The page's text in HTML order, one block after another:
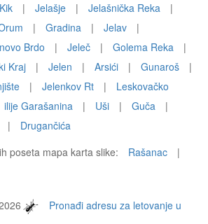
| Jelašje | Jelašnička Reka
|
| Gradina | Jelav
|
Brdo | Jeleč | Golema Reka
|
Kraj | Jelen | Arsići | Gunaroš
|
| Jelenkov Rt |
Leskovačko
ilije Garašanina | Uši | Guča
|
|
Drugančića
poseta mapa karta slike:
Rašanac
|
Pronađi adresu za letovanje u